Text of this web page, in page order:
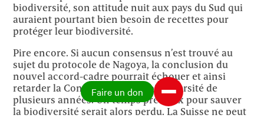
Faire un don
biodiversité, son attitude nuit aux pays du Sud qui
auraient pourtant bien besoin de recettes pour
protéger leur biodiversité.
Pire encore. Si aucun consensus n’est trouvé au
sujet du protocole de Nagoya, la conclusion du
nouvel accord-cadre pourrait échouer et ainsi
retarder la Convention sur la biodiversité de
plusieurs années. Un temps précieux pour sauver
la biodiversité serait alors perdu. La Suisse ne peut